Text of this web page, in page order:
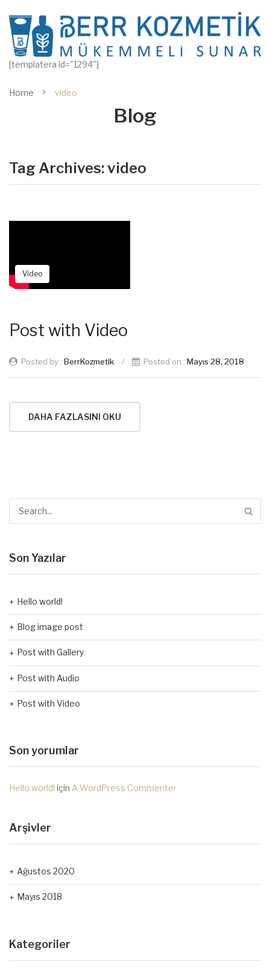
[templatera id="1294"]
Home video
Blog
Tag Archives:video
Video
Post with Video
Posted by : BerrKozmetik / Posted on : Mayıs 28, 2018
DAHA FAZLASINI OKU
Son Yazılar
Hello world!
Blog image post
Post with Gallery
Post with Audio
Post with Video
Son yorumlar
Hello world! için A WordPress Commenter
Arşivler
Ağustos 2020
Mayıs 2018
Kategoriler